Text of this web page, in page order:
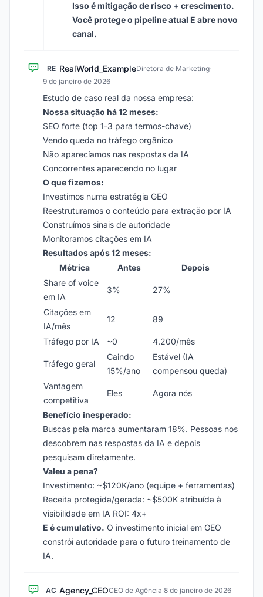
Isso é mitigação de risco + crescimento.
Você protege o pipeline atual E abre novo
canal.
RE RealWorld_ExampleDiretora de Marketing·
9 de janeiro de 2026
Estudo de caso real da nossa empresa:
Nossa situação há 12 meses:
SEO forte (top 1-3 para termos-chave)
Vendo queda no tráfego orgânico
Não aparecíamos nas respostas da IA
Concorrentes aparecendo no lugar
O que fizemos:
Investimos numa estratégia GEO
Reestruturamos o conteúdo para extração por IA
Construímos sinais de autoridade
Monitoramos citações em IA
Resultados após 12 meses:
Métrica
Antes
Depois
Share of voice
em IA
3% 27%
Citações em
IA/mês
12 89
Tráfego por IA ~0 4.200/mês
Tráfego geral
Caindo
15%/ano
Estável (IA
compensou queda)
Vantagem
competitiva
Eles Agora nós
Benefício inesperado:
Buscas pela marca aumentaram 18%. Pessoas nos
descobrem nas respostas da IA e depois
pesquisam diretamente.
Valeu a pena?
Investimento: ~$120K/ano (equipe + ferramentas)
Receita protegida/gerada: ~$500K atribuída à
visibilidade em IA ROI: 4x+
E é cumulativo. O investimento inicial em GEO
constrói autoridade para o futuro treinamento de
IA.
AC Agency_CEOCEO de Agência·8 de janeiro de 2026